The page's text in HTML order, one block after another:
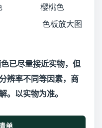
樱桃色
色板放大图
已尽量接近实物，但
辨率不同等因素，商
。以实物为准。